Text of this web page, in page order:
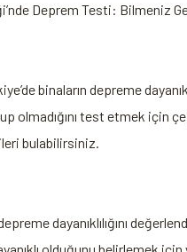
Deprem Testi: Bilmeniz
binaların depreme
olmadığını test etmek
bulabilirsiniz.
dayanıklılığını